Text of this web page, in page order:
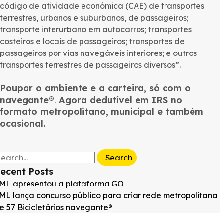
código de atividade económica (CAE) de transportes
terrestres, urbanos e suburbanos, de passageiros;
transporte interurbano em autocarros; transportes
costeiros e locais de passageiros; transportes de
passageiros por vias navegáveis interiores; e outros
transportes terrestres de passageiros diversos”.
Poupar o ambiente e a carteira, só com o
navegante®️. Agora dedutível em IRS no
formato metropolitano, municipal e também
ocasional.
Posts
apresentou a plataforma GO
lança concurso público para criar rede metropolitana
57 Bicicletários navegante®